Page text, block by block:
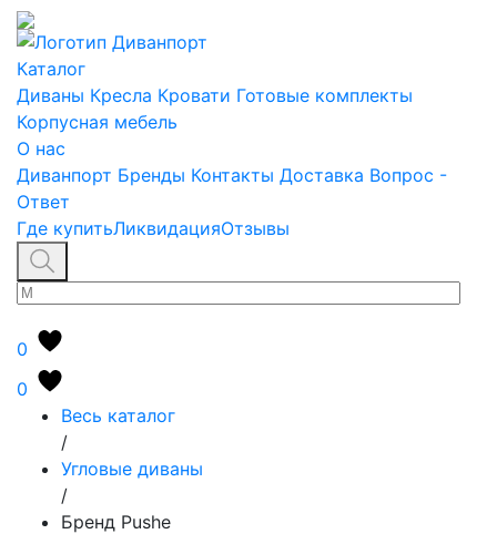
Каталог
Диваны Кресла Кровати Готовые комплекты
Корпусная мебель
О нас
Диванпорт Бренды Контакты Доставка Вопрос -
Ответ
Где купитьЛиквидацияОтзывы
0
0
Весь каталог
/
Угловые диваны
/
Бренд Pushe